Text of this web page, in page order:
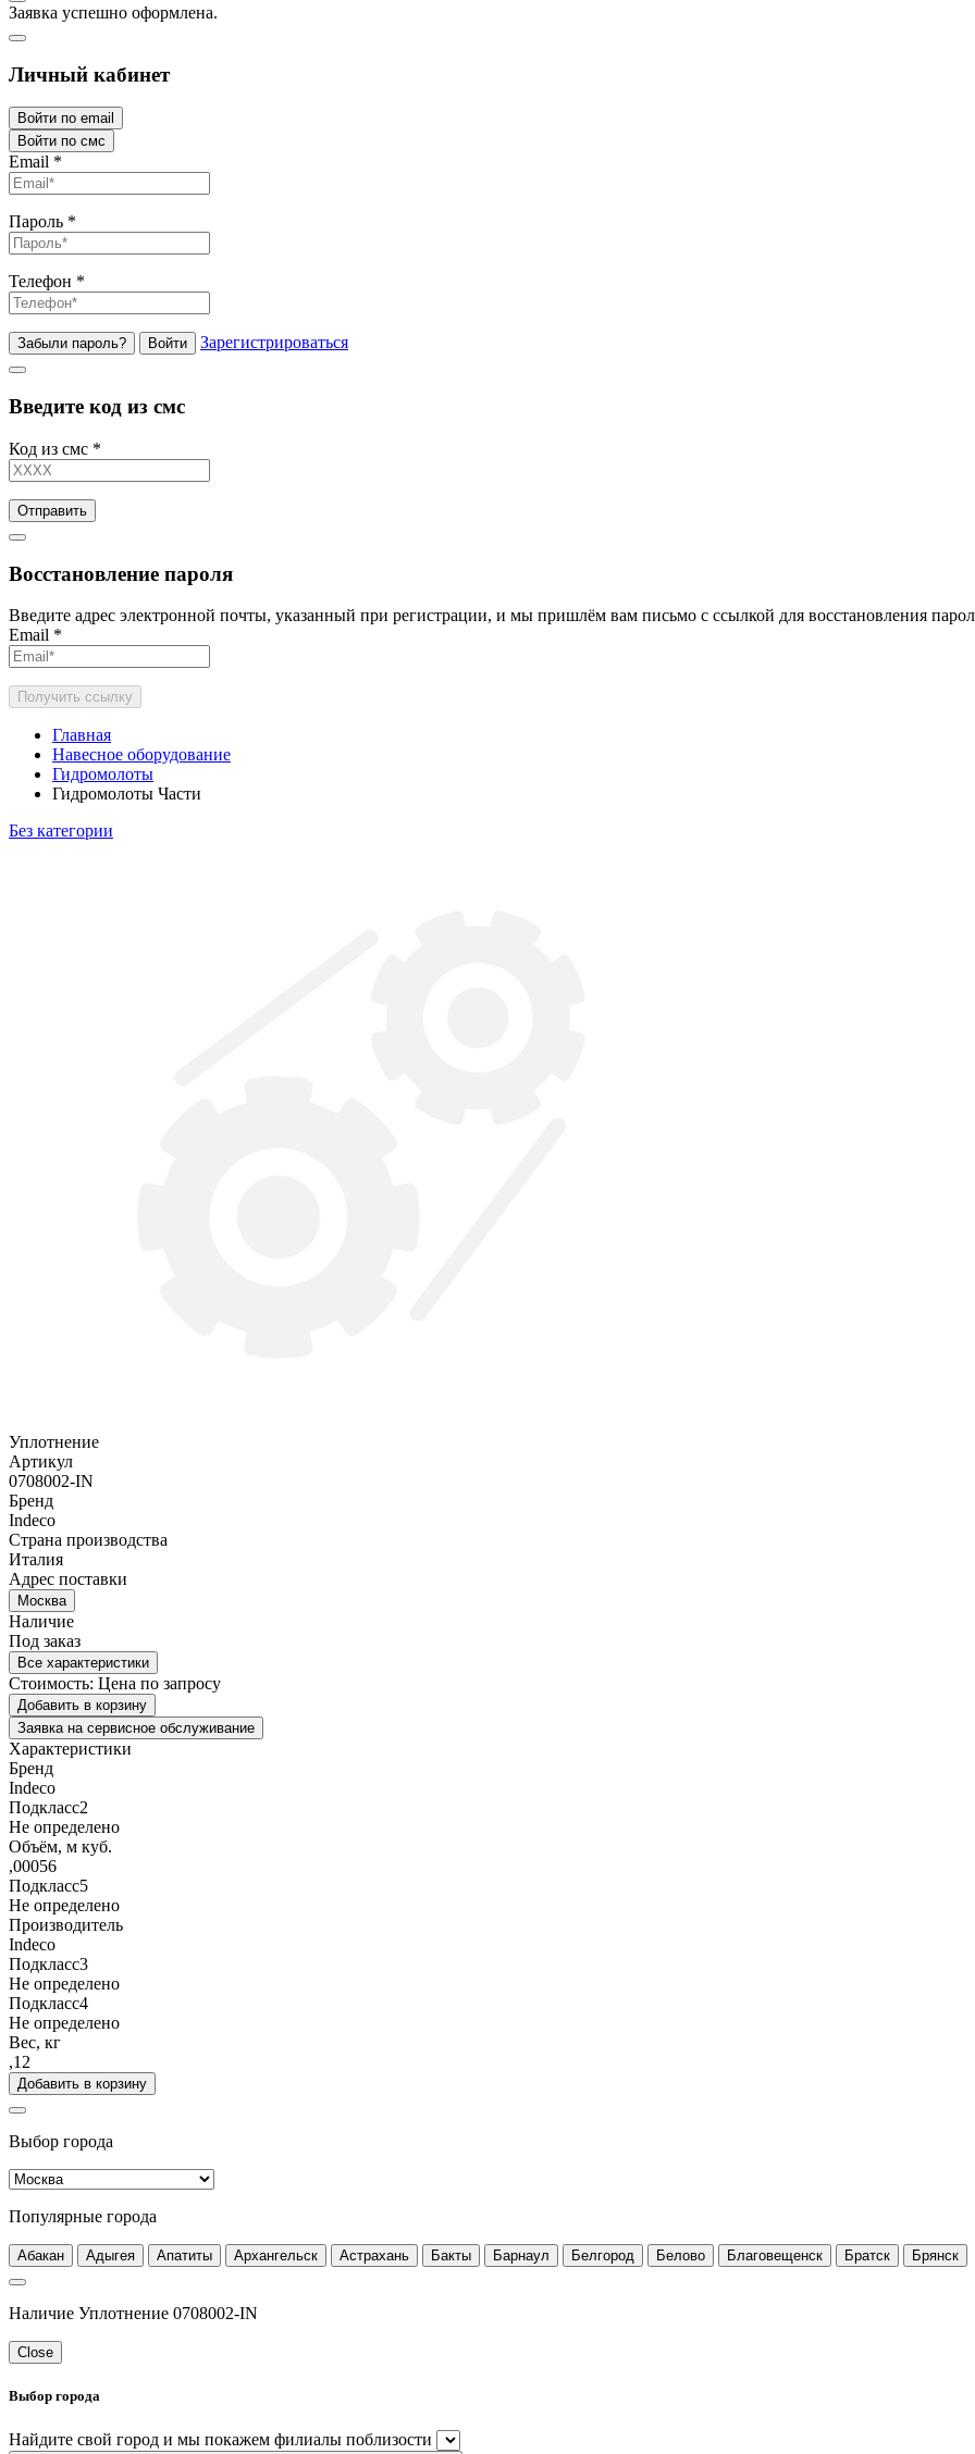
Заявка успешно оформлена.
Личный кабинет
Войти по email
Войти по смс
Email *
Пароль *
Телефон *
Забыли пароль? Войти Зарегистрироваться
Введите код из смс
Код из смс *
Отправить
Восстановление пароля
Введите адрес электронной почты, указанный при регистрации, и мы пришлём вам письмо с ссылкой для восстановления
Email *
Получить ссылку
Главная
Навесное оборудование
Гидромолоты
Гидромолоты Части
Без категории
Уплотнение
Артикул
0708002-IN
Бренд
Indeco
Страна производства
Италия
Адрес поставки
Москва
Наличие
Под заказ
Все характеристики
Стоимость: Цена по запросу
Добавить в корзину
Заявка на сервисное обслуживание
Характеристики
Бренд
Indeco
Подкласс2
Не определено
Объём, м куб.
,00056
Подкласс5
Не определено
Производитель
Indeco
Подкласс3
Не определено
Подкласс4
Не определено
Вес, кг
,12
Добавить в корзину
Выбор города
Популярные города
Абакан Адыгея Апатиты Архангельск Астрахань Бакты Барнаул Белгород Белово Благовещенск Братск Брянск
Наличие Уплотнение 0708002-IN
Close
Выбор города
Найдите свой город и мы покажем филиалы поблизости